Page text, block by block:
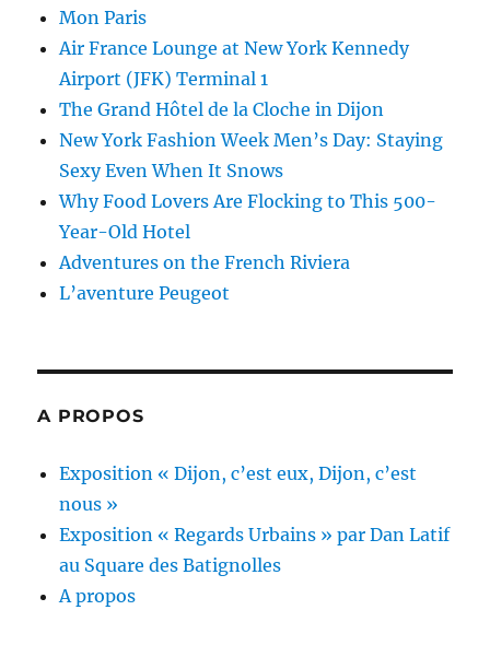
Mon Paris
Air France Lounge at New York Kennedy
Airport (JFK) Terminal 1
The Grand Hôtel de la Cloche in Dijon
New York Fashion Week Men’s Day: Staying
Sexy Even When It Snows
Why Food Lovers Are Flocking to This 500-
Year-Old Hotel
Adventures on the French Riviera
L’aventure Peugeot
A PROPOS
Exposition « Dijon, c’est eux, Dijon, c’est
nous »
Exposition « Regards Urbains » par Dan Latif
au Square des Batignolles
A propos